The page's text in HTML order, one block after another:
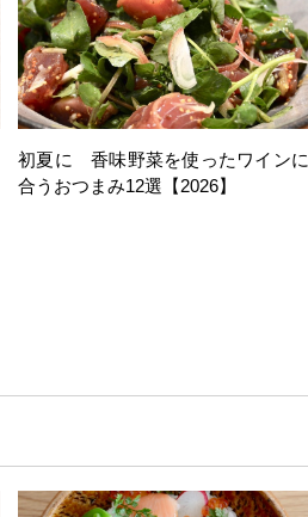
初夏に 香味野菜を使ったワインに
合うおつまみ12選【2026】